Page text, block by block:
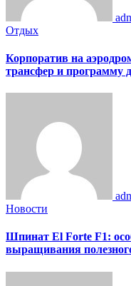
Отдых
Корпоратив на
трансфер и программу
Новости
Шпинат El Forte F1:
выращивания